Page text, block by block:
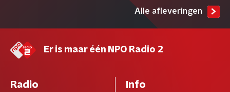
Alle afleveringen
Er is maar één NPO Radio 2
Radio Info